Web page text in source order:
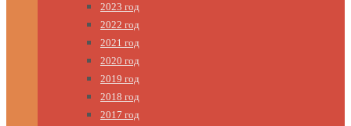
2023 год
2022 год
2021 год
2020 год
2019 год
2018 год
2017 год